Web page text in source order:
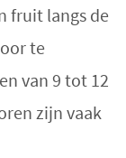
fruit langs de
te
van 9 tot 12
zijn vaak